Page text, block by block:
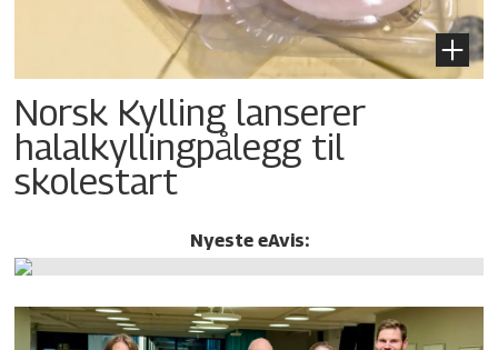
Norsk Kylling lanserer
halalkylling­pålegg til
skolestart
Nyeste eAvis: